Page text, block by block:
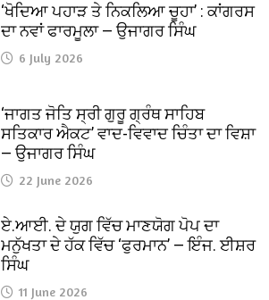
‘ਖੋਦਿਆ ਪਹਾੜ ਤੇ ਨਿਕਲਿਆ ਚੂਹਾ’ : ਕਾਂਗਰਸ
ਦਾ ਨਵਾਂ ਫਾਰਮੂਲਾ — ਉਜਾਗਰ ਸਿੰਘ
6 July 2026
‘ਜਾਗਤ ਜੋਤਿ ਸ੍ਰੀ ਗੁਰੂ ਗ੍ਰੰਥ ਸਾਹਿਬ
ਸਤਿਕਾਰ ਐਕਟ’ ਵਾਦ-ਵਿਵਾਦ ਚਿੰਤਾ ਦਾ ਵਿਸ਼ਾ
— ਉਜਾਗਰ ਸਿੰਘ
22 June 2026
ਏ.ਆਈ. ਦੇ ਯੁਗ ਵਿੱਚ ਮਾਣਯੋਗ ਪੋਪ ਦਾ
ਮਨੁੱਖਤਾ ਦੇ ਹੱਕ ਵਿੱਚ ‘ਫੁਰਮਾਨ’ — ਇੰਜ. ਈਸ਼ਰ
ਸਿੰਘ
11 June 2026